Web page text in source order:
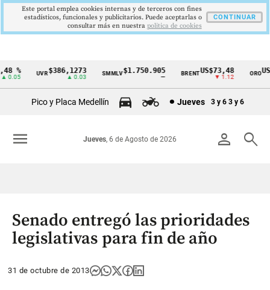
Cintillo
Colombia
% UVR$386,1273
▲ 0.03
SMMLV$1.750.905 BRENTUS$73,48
▼ 1.12
ORO
Pico y Placa Medellín Jueves 3 y 6 3 y 6
person search
Jueves, 6 de Agosto de 2026
menu
Senado entregó las prioridades
legislativas para fin de año
31 de octubre de 2013
Este portal emplea cookies internas y de terceros con fines
estadísticos, funcionales y publicitarios. Puede aceptarlas o
consultar más en nuestra politica de cookies
CONTINUAR